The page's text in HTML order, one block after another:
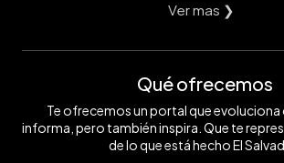
Ver mas ❯
Qué ofrecemos
Te ofrecemos un portal que
informa, pero también inspira. Que te
de lo que está hecho El